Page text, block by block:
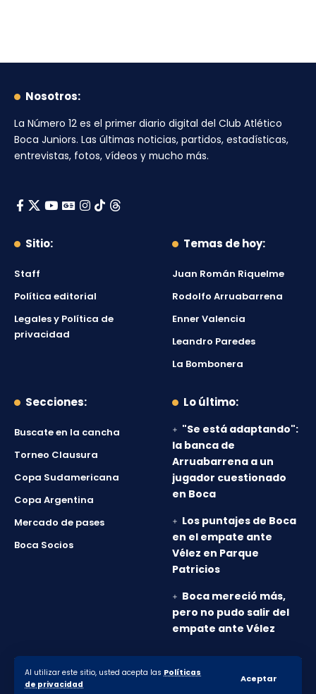
Al utilizar este sitio, usted acepta las Políticas
de privacidad
Aceptar
Nosotros:
La Número 12 es el primer diario digital del Club Atlético
Boca Juniors. Las últimas noticias, partidos, estadísticas,
entrevistas, fotos, vídeos y mucho más.
Sitio:
Staff
Política editorial
Legales y Política de
privacidad
Temas de hoy:
Juan Román Riquelme
Rodolfo Arruabarrena
Enner Valencia
Leandro Paredes
La Bombonera
Secciones:
Buscate en la cancha
Torneo Clausura
Copa Sudamericana
Copa Argentina
Mercado de pases
Boca Socios
Lo último:
"Se está adaptando":
la banca de
Arruabarrena a un
jugador cuestionado
en Boca
Los puntajes de Boca
en el empate ante
Vélez en Parque
Patricios
Boca mereció más,
pero no pudo salir del
empate ante Vélez
© 2010-2026 Lanumero12.com.ar - Todos los derechos